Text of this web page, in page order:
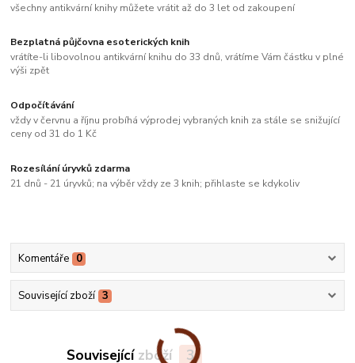
všechny antikvární knihy můžete vrátit až do 3 let od zakoupení
Bezplatná půjčovna esoterických knih
vrátíte-li libovolnou antikvární knihu do 33 dnů, vrátíme Vám částku v plné
výši zpět
Odpočítávání
vždy v červnu a říjnu probíhá výprodej vybraných knih za stále se snižující
ceny od 31 do 1 Kč
Rozesílání úryvků zdarma
21 dnů - 21 úryvků; na výběr vždy ze 3 knih; přihlaste se kdykoliv
Komentáře 0
Související zboží 3
Související zboží 3